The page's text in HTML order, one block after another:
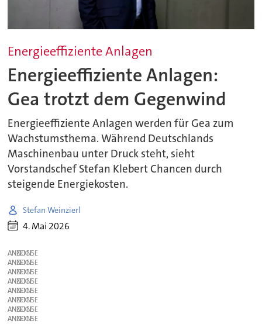
Energieeffiziente Anlagen
Energieeffiziente Anlagen:
Gea trotzt dem Gegenwind
Energieeffiziente Anlagen werden für Gea zum
Wachstumsthema. Während Deutschlands
Maschinenbau unter Druck steht, sieht
Vorstandschef Stefan Klebert Chancen durch
steigende Energiekosten.
Stefan Weinzierl
4. Mai 2026
ANZEIGE
ANZEIGE
ANZEIGE
ANZEIGE
ANZEIGE
ANZEIGE
ANZEIGE
ANZEIGE